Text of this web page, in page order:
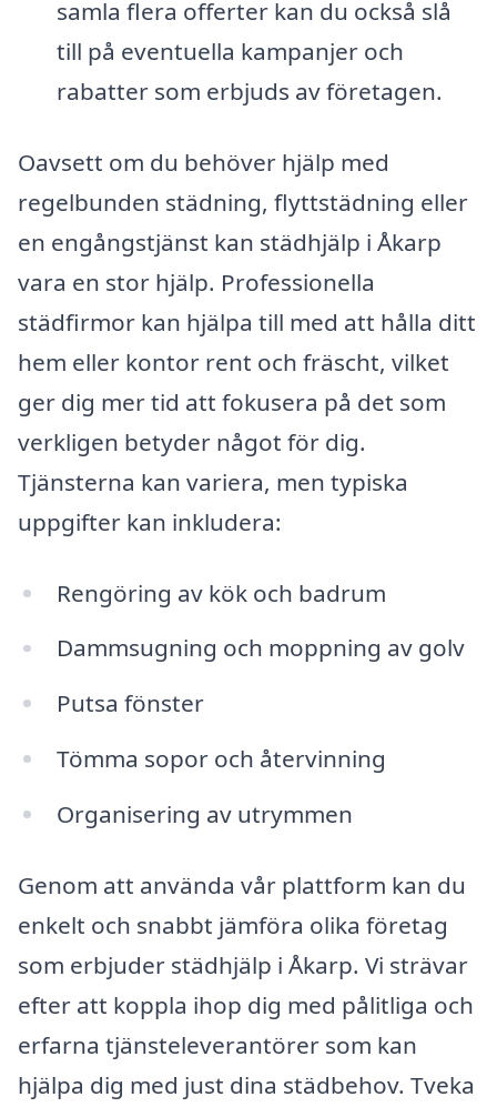
samla flera offerter kan du också slå
till på eventuella kampanjer och
rabatter som erbjuds av företagen.
Oavsett om du behöver hjälp med
regelbunden städning, flyttstädning eller
en engångstjänst kan städhjälp i Åkarp
vara en stor hjälp. Professionella
städfirmor kan hjälpa till med att hålla ditt
hem eller kontor rent och fräscht, vilket
ger dig mer tid att fokusera på det som
verkligen betyder något för dig.
Tjänsterna kan variera, men typiska
uppgifter kan inkludera:
Rengöring av kök och badrum
Dammsugning och moppning av golv
Putsa fönster
Tömma sopor och återvinning
Organisering av utrymmen
Genom att använda vår plattform kan du
enkelt och snabbt jämföra olika företag
som erbjuder städhjälp i Åkarp. Vi strävar
efter att koppla ihop dig med pålitliga och
erfarna tjänsteleverantörer som kan
hjälpa dig med just dina städbehov. Tveka